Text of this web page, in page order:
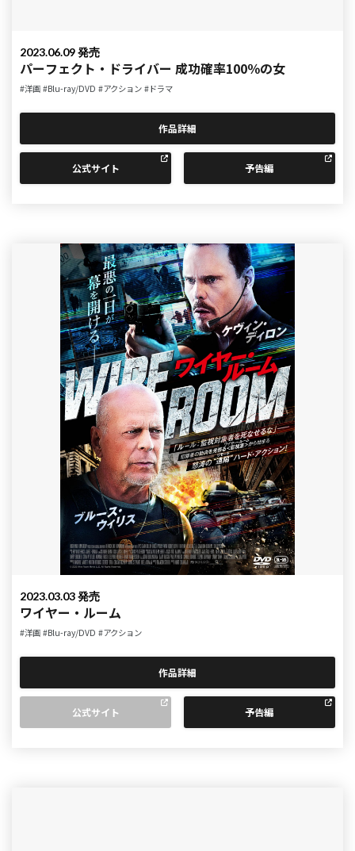
2023.06.09 発売
パーフェクト・ドライバー 成功確率100％の女
#洋画 #Blu-ray/DVD #アクション #ドラマ
作品詳細
公式サイト 予告編
2023.03.03 発売
ワイヤー・ルーム
#洋画 #Blu-ray/DVD #アクション
作品詳細
公式サイト 予告編